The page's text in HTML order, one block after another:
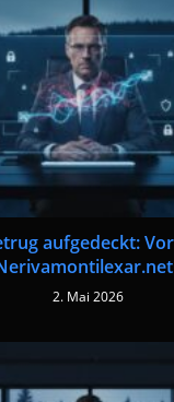
aufgedeckt:
2. Mai 2026